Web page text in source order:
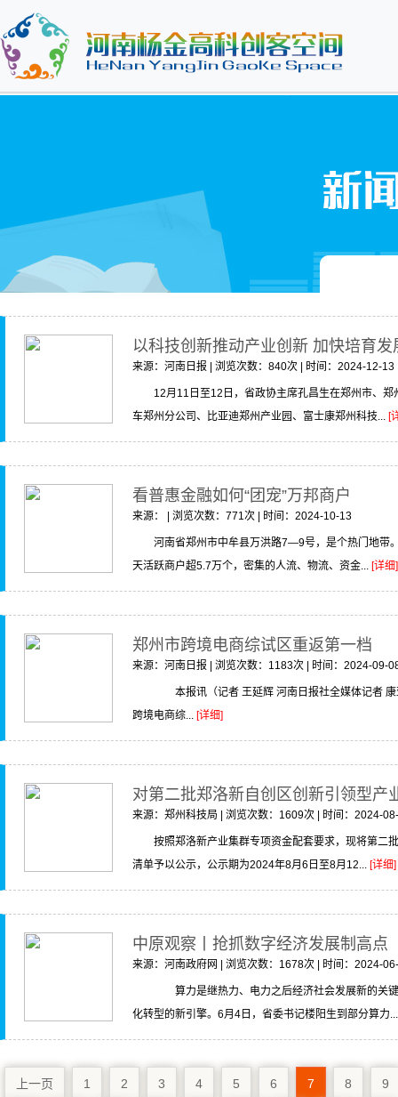
以科技创新推动产业创新 加快培育
来源：河南日报 | 浏览次数：840次 | 时间：2024-12-13
12月11日至12日，省政协主席孔昌生在郑州市
车郑州分公司、比亚迪郑州产业园、富士康郑州科技... [
看普惠金融如何“团宠”万邦商户
来源： | 浏览次数：771次 | 时间：2024-10-13
河南省郑州市中牟县万洪路7—9号，是个热门地
天活跃商户超5.7万个，密集的人流、物流、资金... [详细]
郑州市跨境电商综试区重返第一档
来源：河南日报 | 浏览次数：1183次 | 时间：2024-09-
本报讯（记者 王延辉 河南日报社全媒体记者 康
跨境电商综... [详细]
对第二批郑洛新自创区创新引领型产
来源：郑州科技局 | 浏览次数：1609次 | 时间：2024-
按照郑洛新产业集群专项资金配套要求，现将第二
清单予以公示，公示期为2024年8月6日至8月12... [详细]
中原观察丨抢抓数字经济发展制高点
来源：河南政府网 | 浏览次数：1678次 | 时间：2024-
算力是继热力、电力之后经济社会发展新的关键
化转型的新引擎。6月4日，省委书记楼阳生到部分算力
上一页 1 2 3 4 5 6 7 8 9